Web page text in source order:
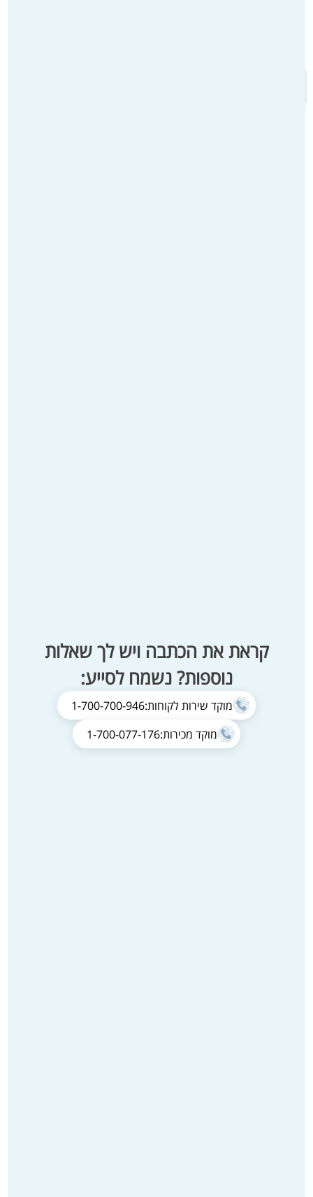
קראת את הכתבה ויש לך שאלות
נוספות? נשמח לסייע:
מוקד שירות לקוחות:1-700-700-946
מוקד מכירות:1-700-077-176